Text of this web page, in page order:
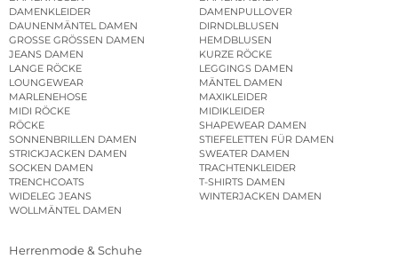
DAMENKLEIDER
DAMENPULLOVER
DAUNENMÄNTEL DAMEN
DIRNDLBLUSEN
GROSSE GRÖSSEN DAMEN
HEMDBLUSEN
JEANS DAMEN
KURZE RÖCKE
LANGE RÖCKE
LEGGINGS DAMEN
LOUNGEWEAR
MÄNTEL DAMEN
MARLENEHOSE
MAXIKLEIDER
MIDI RÖCKE
MIDIKLEIDER
RÖCKE
SHAPEWEAR DAMEN
SONNENBRILLEN DAMEN
STIEFELETTEN FÜR DAMEN
STRICKJACKEN DAMEN
SWEATER DAMEN
SOCKEN DAMEN
TRACHTENKLEIDER
TRENCHCOATS
T-SHIRTS DAMEN
WIDELEG JEANS
WINTERJACKEN DAMEN
WOLLMÄNTEL DAMEN
Herrenmode & Schuhe